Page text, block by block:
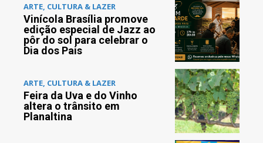
ARTE, CULTURA & LAZER
Vinícola Brasília promove
edição especial de Jazz ao
pôr do sol para celebrar o
Dia dos Pais
ARTE, CULTURA & LAZER
Feira da Uva e do Vinho
altera o trânsito em
Planaltina